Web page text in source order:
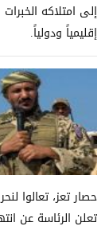
إلى امتلاكه
إقليمياً ودولياً.
حصار تعز، تعالوا
تعلن الرئاسة عن